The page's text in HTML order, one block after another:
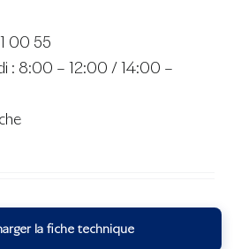
00 55
: 8:00 – 12:00 / 14:00 –
la fiche technique